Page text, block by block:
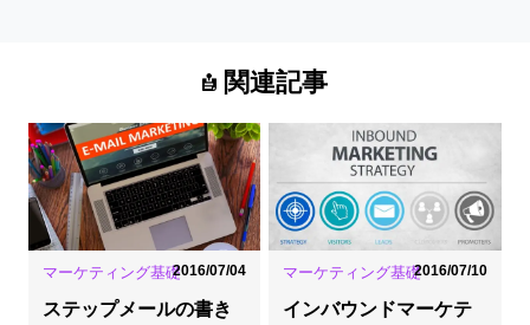
関連記事
マーケティング基礎2016/07/04
ステップメールの書き
マーケティング基礎2016/07/10
インバウンドマーケテ